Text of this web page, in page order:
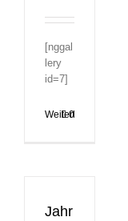
[nggal
lery
id=7]
Weiterlesen
0
Jahr